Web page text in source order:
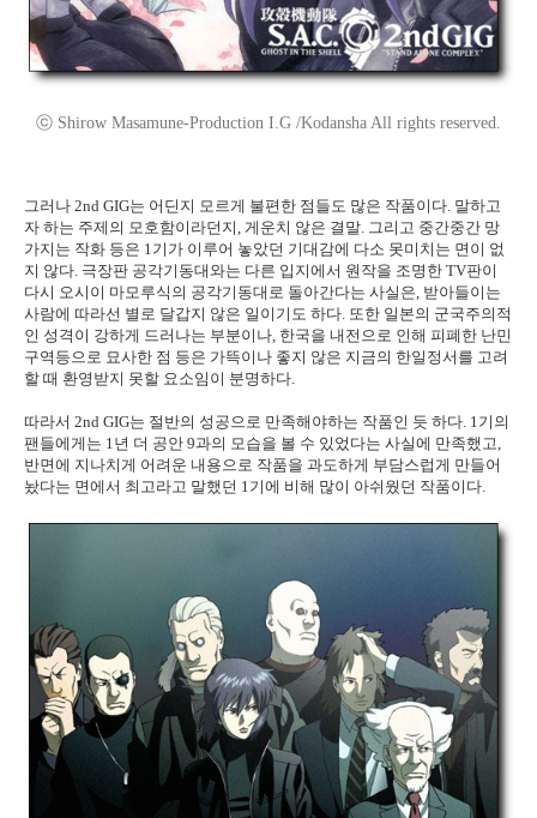
ⓒ Shirow Masamune-Production I.G /Kodansha All rights reserved.
그러나 2nd GIG는 어딘지 모르게 불편한 점들도 많은 작품이다. 말하고
자 하는 주제의 모호함이라던지, 게운치 않은 결말. 그리고 중간중간 망
가지는 작화 등은 1기가 이루어 놓았던 기대감에 다소 못미치는 면이 없
지 않다. 극장판 공각기동대와는 다른 입지에서 원작을 조명한 TV판이
다시 오시이 마모루식의 공각기동대로 돌아간다는 사실은, 받아들이는
사람에 따라선 별로 달갑지 않은 일이기도 하다. 또한 일본의 군국주의적
인 성격이 강하게 드러나는 부분이나, 한국을 내전으로 인해 피폐한 난민
구역등으로 묘사한 점 등은 가뜩이나 좋지 않은 지금의 한일정서를 고려
할 때 환영받지 못할 요소임이 분명하다.
따라서 2nd GIG는 절반의 성공으로 만족해야하는 작품인 듯 하다. 1기의
팬들에게는 1년 더 공안 9과의 모습을 볼 수 있었다는 사실에 만족했고,
반면에 지나치게 어려운 내용으로 작품을 과도하게 부담스럽게 만들어
놨다는 면에서 최고라고 말했던 1기에 비해 많이 아쉬웠던 작품이다.